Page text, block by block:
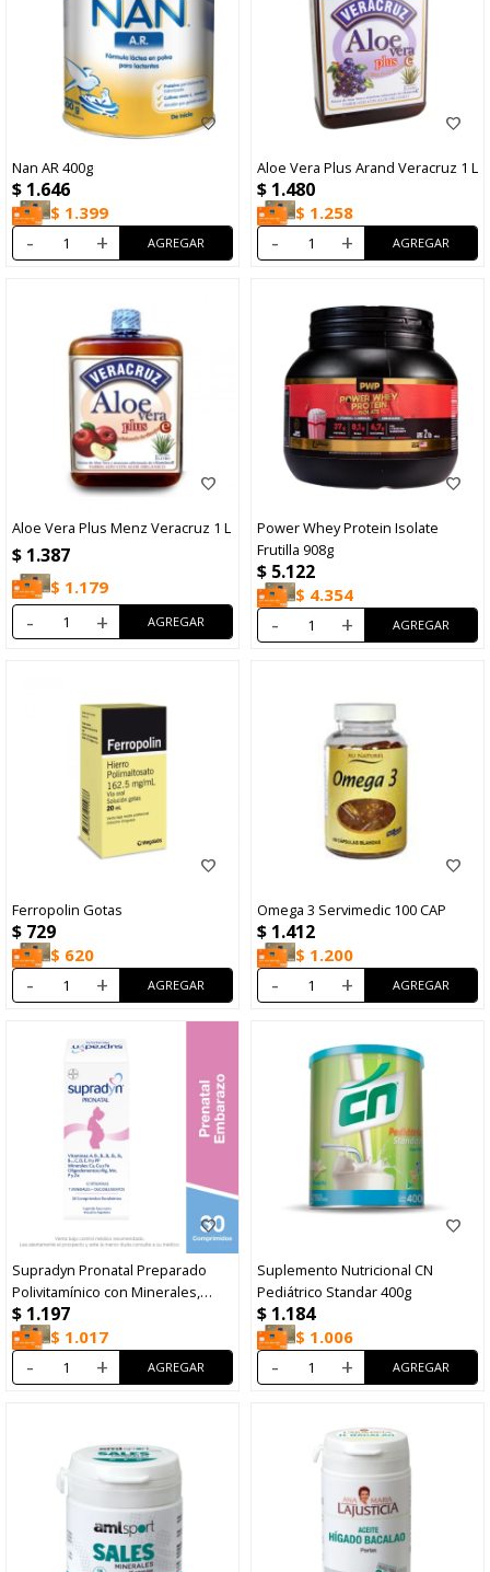
Nan AR 400g
$ 1.646
$ 1.399
- +
Aloe Vera Plus Arand Veracruz 1 L
$ 1.480
$ 1.258
- +
Aloe Vera Plus Menz Veracruz 1 L
$ 1.387
$ 1.179
- +
Power Whey Protein Isolate
Frutilla 908g
$ 5.122
$ 4.354
- +
Ferropolin Gotas
$ 729
$ 620
- +
Omega 3 Servimedic 100 CAP
$ 1.412
$ 1.200
- +
Supradyn Pronatal Preparado
Polivitamínico con Minerales,
Ácido Fólico y Hierro 30
Comprimidos Recubiertos
$ 1.197
$ 1.017
- +
Suplemento Nutricional CN
Pediátrico Standar 400g
$ 1.184
$ 1.006
- +